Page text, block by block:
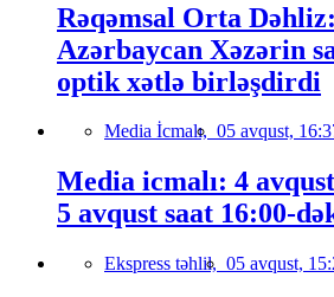
Rəqəmsal Orta
Azərbaycan Xəzərin
optik xətlə birləşdirdi
Media İcmalı, 05 avqust,
Media icmalı: 4
5 avqust saat 16:00-
Ekspress təhlil, 05 avqust,